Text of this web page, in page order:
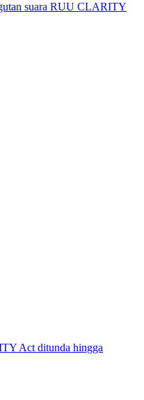
suara RUU CLARITY
Act ditunda hingga